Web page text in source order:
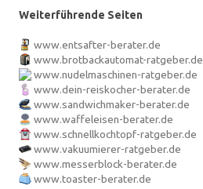
Weiterführende Seiten
www.entsafter-berater.de
www.brotbackautomat-ratgeber.de
www.nudelmaschinen-ratgeber.de
www.dein-reiskocher-berater.de
www.sandwichmaker-berater.de
www.waffeleisen-berater.de
www.schnellkochtopf-ratgeber.de
www.vakuumierer-ratgeber.de
www.messerblock-berater.de
www.toaster-berater.de